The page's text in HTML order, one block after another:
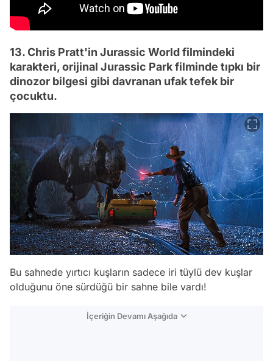
13. Chris Pratt'in Jurassic World filmindeki
karakteri, orijinal Jurassic Park filminde tıpkı bir
dinozor bilgesi gibi davranan ufak tefek bir
çocuktu.
Bu sahnede yırtıcı kuşların sadece iri tüylü dev kuşlar
olduğunu öne sürdüğü bir sahne bile vardı!
İçeriğin Devamı Aşağıda